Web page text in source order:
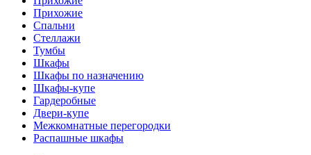
Прихожие
Спальни
Стеллажи
Тумбы
Шкафы
Шкафы по назначению
Шкафы-купе
Гардеробные
Двери-купе
Межкомнатные перегородки
Распашные шкафы